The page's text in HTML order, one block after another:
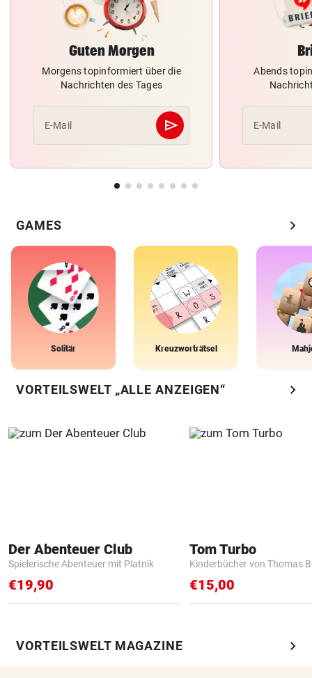
Guten Morgen
Morgens topinformiert über die
Nachrichten des Tages
E-Mail send
Abschicken
Abends
E-Mail
GAMES chevron_right
Solitär Kreuzworträtsel
VORTEILSWELT „ALLE ANZEIGEN“ chevron_right
Der Abenteuer Club
Spielerische Abenteuer mit Piatnik
€19,90
Tom Turbo
Kinderbücher von Thomas
€15,00
VORTEILSWELT MAGAZINE chevron_right